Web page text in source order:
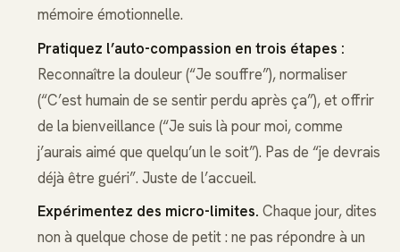
mémoire émotionnelle.
Pratiquez l’auto-compassion en trois étapes :
Reconnaître la douleur (“Je souffre”), normaliser
(“C’est humain de se sentir perdu après ça”), et offrir
de la bienveillance (“Je suis là pour moi, comme
j’aurais aimé que quelqu’un le soit”). Pas de “je devrais
déjà être guéri”. Juste de l’accueil.
Expérimentez des micro-limites. Chaque jour, dites
non à quelque chose de petit : ne pas répondre à un